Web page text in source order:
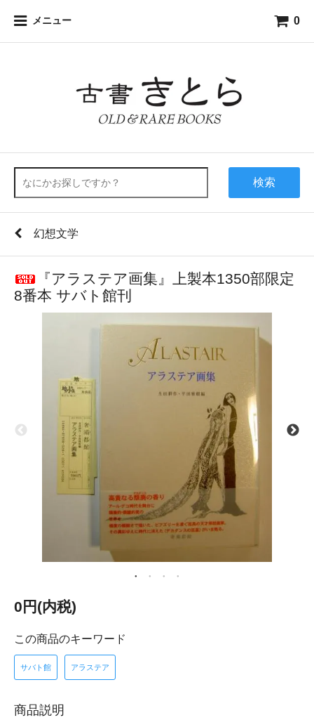
メニュー 0
検索
幻想文学
『アラステア画集』上製本1350部限定
8番本 サバト館刊
0円(内税)
この商品のキーワード
サバト館 アラステア
商品説明